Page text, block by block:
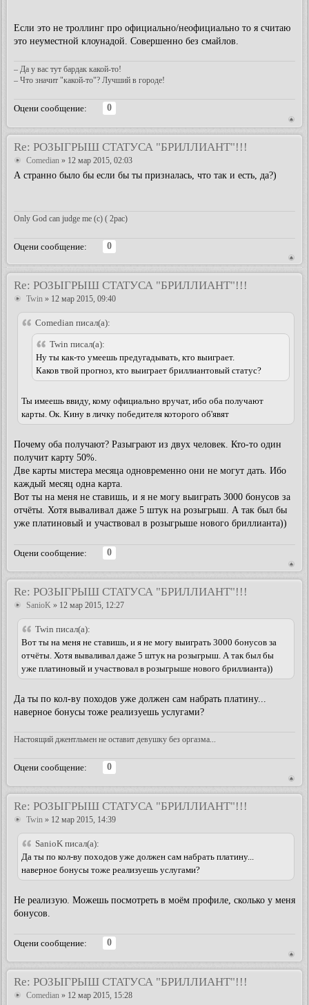
Если это не троллинг про официально/неофициально то я считаю
это неуместной клоунадой. Совершенно без смайлов.
– Да у вас тут бардак какой-то!
– Что значит "какой-то"? Лучший в городе!
Оцени сообщение:
0
Re: РОЗЫГРЫШ СТАТУСА "БРИЛЛИАНТ"!!!
Comedian » 12 мар 2015, 02:03
А странно было бы если бы ты призналась, что так и есть, да?)
Only God can judge me (c) ( 2pac)
Оцени сообщение:
0
Re: РОЗЫГРЫШ СТАТУСА "БРИЛЛИАНТ"!!!
Twin » 12 мар 2015, 09:40
Comedian писал(а):
Twin писал(а):
Ну ты как-то умеешь предугадывать, кто выиграет.
Каков твой прогноз, кто выиграет бриллиантовый статус?
Ты имеешь ввиду, кому официально вручат, ибо оба получают
карты. Ок. Кину в личку победителя которого об'явят
Почему оба получают? Разыграют из двух человек. Кто-то один
получит карту 50%.
Две карты мистера месяца одновременно они не могут дать. Ибо
каждый месяц одна карта.
Вот ты на меня не ставишь, и я не могу выиграть 3000 бонусов за
отчёты. Хотя вываливал даже 5 штук на розыгрыш. А так был бы
уже платиновый и участвовал в розыгрыше нового бриллианта))
Оцени сообщение:
0
Re: РОЗЫГРЫШ СТАТУСА "БРИЛЛИАНТ"!!!
SanioK » 12 мар 2015, 12:27
Twin писал(а):
Вот ты на меня не ставишь, и я не могу выиграть 3000 бонусов за
отчёты. Хотя вываливал даже 5 штук на розыгрыш. А так был бы
уже платиновый и участвовал в розыгрыше нового бриллианта))
Да ты по кол-ву походов уже должен сам набрать платину...
наверное бонусы тоже реализуешь услугами?
Настоящий джентльмен не оставит девушку без оргазма...
Оцени сообщение:
0
Re: РОЗЫГРЫШ СТАТУСА "БРИЛЛИАНТ"!!!
Twin » 12 мар 2015, 14:39
SanioK писал(а):
Да ты по кол-ву походов уже должен сам набрать платину...
наверное бонусы тоже реализуешь услугами?
Не реализую. Можешь посмотреть в моём профиле, сколько у меня
бонусов.
Оцени сообщение:
0
Re: РОЗЫГРЫШ СТАТУСА "БРИЛЛИАНТ"!!!
Comedian » 12 мар 2015, 15:28